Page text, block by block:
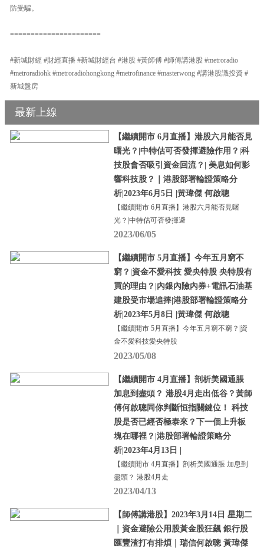
防受騙。
======================
#新城財經 #財經直播 #新城財經台 #港股 #黃師傅 #師傅講港股 #metroradio
#metroradiohk #metroradiohongkong #metrofinance #masterwong #講港股識投資 #
新城盤房
最新上線
【繼續開市 6月直播】港股六月能否見
曙光？|中特估可否發揮避險作用？|科
技股會否吸引資金回流？| 美息如何影
響科技股？｜港股部署輪證策略分
析|2023年6月5日 |黃瑋傑 何啟聰
【繼續開市 6月直播】港股六月能否見曙
光？|中特估可否發揮避
2023/06/05
【繼續開市 5月直播】今年五月窮不
窮？|資金不愛科技 愛央特股 央特股有
買的理由？|內銀內險內券+電訊石油基
建股受市場追捧|港股部署輪證策略分
析|2023年5月8日 |黃瑋傑 何啟聰
【繼續開市 5月直播】今年五月窮不窮？|資
金不愛科技愛央特股
2023/05/08
【繼續開市 4月直播】剖析美國通脹
加息到盡頭？ 港股4月走出低谷？黃師
傅何啟聰同你判斷恒指關鍵位！ 科技
股是否已經否極泰來？下一個上升板
塊在哪裡？|港股部署輪證策略分
析|2023年4月13日 |
【繼續開市 4月直播】剖析美國通脹 加息到
盡頭？ 港股4月走
2023/04/13
【師傅講港股】2023年3月14日 星期二
｜資金避險公用股黃金股狂飆 銀行股
匯豐渣打有排煩｜瑞信何啟聰 黃瑋傑